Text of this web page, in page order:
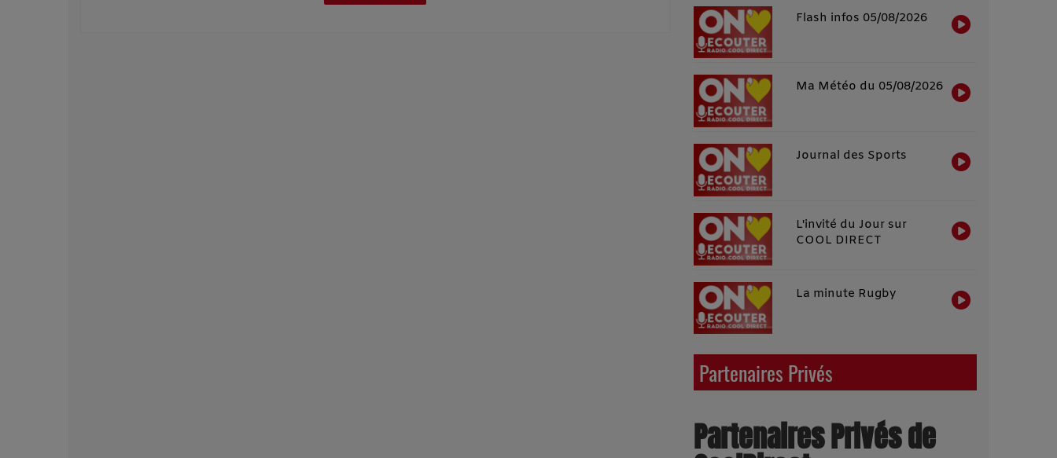
Flash infos 05/08/2026
Ma Météo du 05/08/2026
Journal des Sports
L'invité du Jour sur
COOL DIRECT
La minute Rugby
Partenaires Privés
Partenaires Privés de